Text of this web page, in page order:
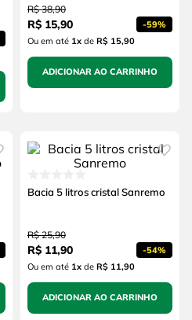
R$ 38,90
R$ 15,90 -59%
Ou em até 1xde R$ 15,90
ADICIONAR AO CARRINHO
Bacia 5 litros cristal Sanremo
R$ 25,90
R$ 11,90 -54%
Ou em até 1xde R$ 11,90
ADICIONAR AO CARRINHO